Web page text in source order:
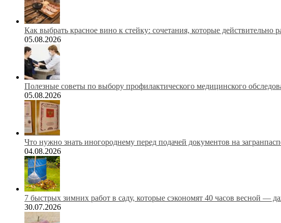
Как выбрать красное вино к стейку: сочетания, которые действительно
05.08.2026
Полезные советы по выбору профилактического медицинского
05.08.2026
Что нужно знать иногороднему перед подачей документов на
04.08.2026
7 быстрых зимних работ в саду, которые сэкономят 40 часов весной —
30.07.2026